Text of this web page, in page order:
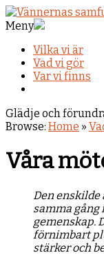
Meny
Vilka vi är
Vad vi gör
Var vi finns
Glädje och
Browse: Home »
Våra
Den enskilde
samma
gemenskap.
förnimbart
stärker och